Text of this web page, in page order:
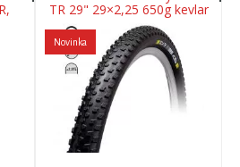
TR 29" 29×2,25 650g kevlar
Novinka